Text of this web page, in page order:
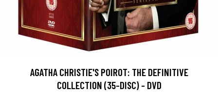
AGATHA CHRISTIE'S POIROT: THE DEFINITIVE
COLLECTION (35-DISC) - DVD